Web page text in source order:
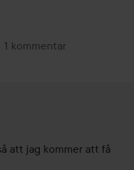
1 kommentar
lades 4 år
att jag kommer att få